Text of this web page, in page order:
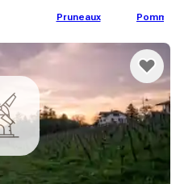
Pruneaux